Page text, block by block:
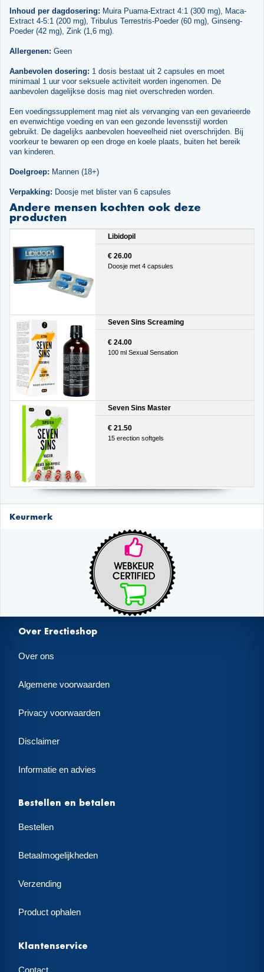
Inhoud per dagdosering: Muira Puama-Extract 4:1 (300 mg), Maca-
Extract 4-5:1 (200 mg), Tribulus Terrestris-Poeder (60 mg), Ginseng-
Poeder (42 mg), Zink (1,6 mg).
Allergenen: Geen
Aanbevolen dosering: 1 dosis bestaat uit 2 capsules en moet
minimaal 1 uur voor seksuele activiteit worden ingenomen. De
aanbevolen dagelijkse dosis mag niet overschreden worden.
Een voedingssupplement mag niet als vervanging van een gevarieerde
en evenwichtige voeding en van een gezonde levensstijl worden
gebruikt. De dagelijks aanbevolen hoeveelheid niet overschrijden. Bij
voorkeur te bewaren op een droge en koele plaats, buiten het bereik
van kinderen.
Doelgroep: Mannen (18+)
Verpakking: Doosje met blister van 6 capsules
Andere mensen kochten ook deze
producten
Libidopil
€ 26.00
Doosje met 4 capsules
Seven Sins Screaming
€ 24.00
100 ml Sexual Sensation
Seven Sins Master
€ 21.50
15 erection softgels
Keurmerk
Over Erectieshop
Over ons
Algemene voorwaarden
Privacy voorwaarden
Disclaimer
Informatie en advies
Bestellen en betalen
Bestellen
Betaalmogelijkheden
Verzending
Product ophalen
Klantenservice